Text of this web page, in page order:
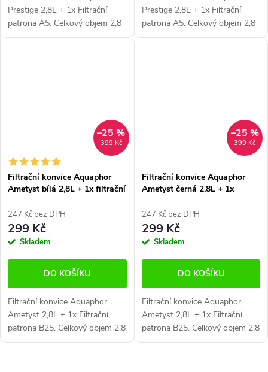
Prestige 2,8L + 1x Filtrační
patrona A5. Celkový objem 2,8
litrů.
Prestige 2,8L + 1x Filtrační
patrona A5. Celkový objem 2,8
litrů.
399 Kč
–25 %
Filtrační konvice Aquaphor
Ametyst bílá 2,8L + 1x filtrační
247 Kč bez DPH
299 Kč
Skladem
DO KOŠÍKU
Filtrační konvice Aquaphor
Ametyst 2,8L + 1x Filtrační
patrona B25. Celkový objem 2,8
litrů. Barva: Bílá
399 Kč
–25 %
Filtrační konvice Aquaphor
Ametyst černá 2,8L + 1x
247 Kč bez DPH
299 Kč
Skladem
DO KOŠÍKU
Filtrační konvice Aquaphor
Ametyst 2,8L + 1x Filtrační
patrona B25. Celkový objem 2,8
litrů. Barva: Černá